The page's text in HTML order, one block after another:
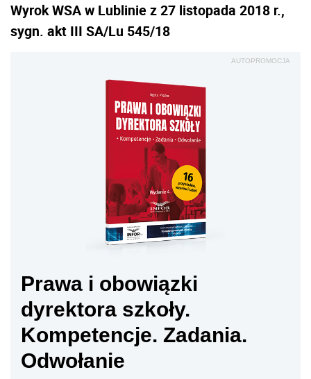
Wyrok WSA w Lublinie z 27 listopada 2018 r.,
sygn. akt III SA/Lu 545/18
AUTOPROMOCJA
Prawa i obowiązki
dyrektora szkoły.
Kompetencje. Zadania.
Odwołanie